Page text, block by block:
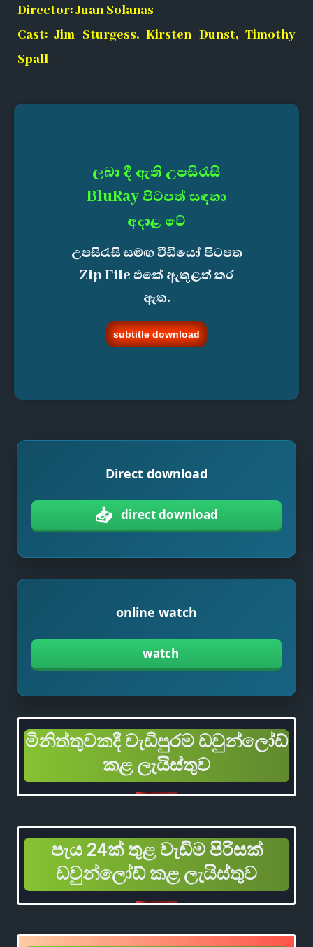
Director: Juan Solanas
Cast: Jim Sturgess, Kirsten Dunst, Timothy
Spall
ලබා දී ඇති උපසිරැසි
BluRay පිටපත් සඳහා
අදාළ වේ
උපසිරැසි සමඟ වීඩියෝ පිටපත
Zip File එකේ ඇතුළත් කර
ඇත.
subtitle download
Direct download
📥 direct download
online watch
watch
මිනිත්තුවකදී වැඩිපුරම ඩවුන්ලෝඩ්
කළ ලැයිස්තුව
පැය 24ක් තුළ වැඩිම පිරිසක්
ඩවුන්ලෝඩ් කළ ලැයිස්තුව